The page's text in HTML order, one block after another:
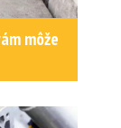
môže